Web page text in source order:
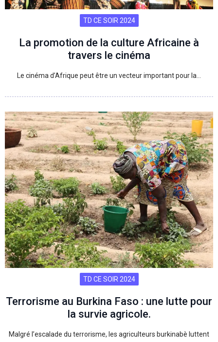
TD CE SOIR 2024
La promotion de la culture Africaine à
travers le cinéma
Le cinéma d’Afrique peut être un vecteur important pour la…
TD CE SOIR 2024
Terrorisme au Burkina Faso : une lutte pour
la survie agricole.
Malgré l’escalade du terrorisme, les agriculteurs burkinabè luttent